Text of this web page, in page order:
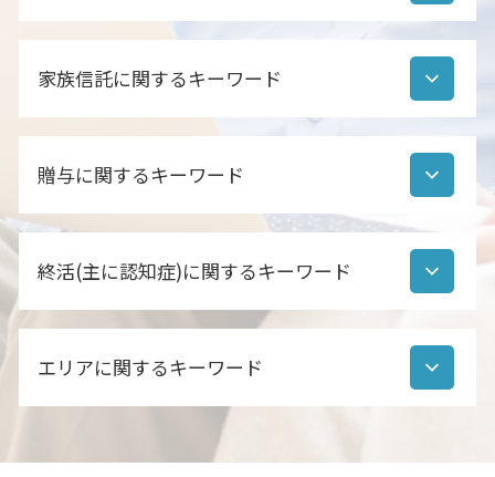
相続財産調査 期間
相続財産調査 生前
相続財産調査 書類
遺産分割協議書 いつまで
相続 預金 流れ
相続人 範囲
相続財産調査 行政書士 費用
相続人調査 依頼
相続手続き
相続手続き 代行 行政書士
相続財産調査 行政書士
相続人調査 行政書士
遺言書 効力
自筆証書遺言 登記 できない
遺言とは 法律
公正証書遺言 費用 行政書士
公正証書遺言 注意点
自筆証書遺言 遺産分割協議
公正証書遺言 効力
公正証書遺言 作成 流れ
遺言書作成
公正証書遺言 デメリット
自筆証書遺言 公正証書遺言 違い
公正証書遺言 調査
家族信託に関するキーワード
家族信託 依頼先
家族信託 費用 行政書士
家族信託 家族以外
家族信託 やり方
家族信託
家族信託 手順
家族信託 契約書 公正証書
贈与に関するキーワード
贈与 相談
贈与契約書 作成 代行
住宅 購入 親からの支援
住宅 贈与 注意
贈与契約書 誰が書く
孫 贈与 注意
終活(主に認知症)に関するキーワード
終活ノート 作り方
エリアに関するキーワード
離婚協議書 印西市 行政書士
相続 鎌ヶ谷 行政書士